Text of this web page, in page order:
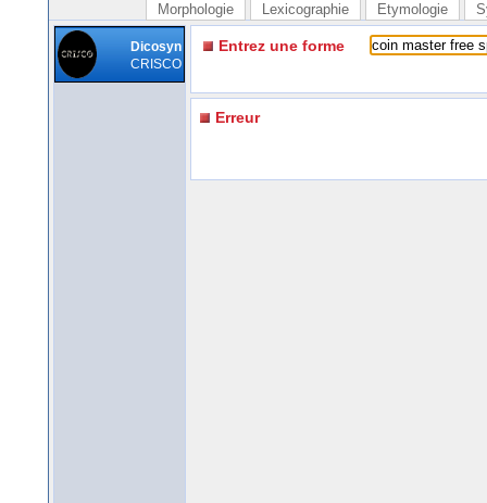
Morphologie Lexicographie Etymologie
Dicosyn
CRISCO
Entrez une forme
Erreur